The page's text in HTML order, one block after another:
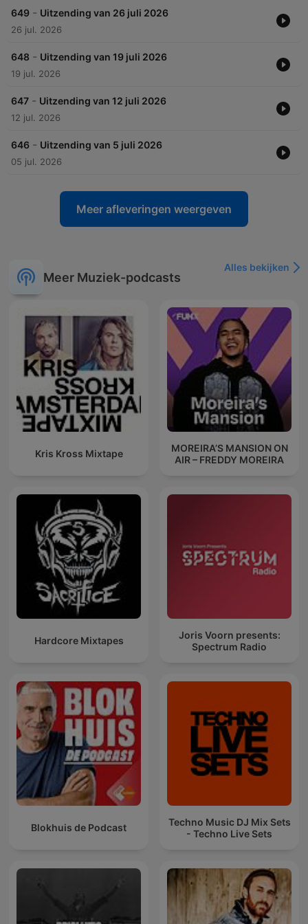
649 - Uitzending van 26 juli 2026
26 jul. 2026
648 - Uitzending van 19 juli 2026
19 jul. 2026
647 - Uitzending van 12 juli 2026
12 jul. 2026
646 - Uitzending van 5 juli 2026
05 jul. 2026
Meer afleveringen weergeven
Meer Muziek-podcasts
Alles bekijken
Kris Kross Mixtape
MOREIRA’S MANSION ON
AIR – FREDDY MOREIRA
Hardcore Mixtapes
Joris Voorn presents:
Spectrum Radio
Blokhuis de Podcast
Techno Music DJ Mix Sets
- Techno Live Sets